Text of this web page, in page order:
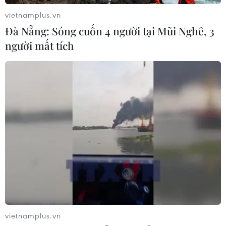
được trả tự do sau khi nộp tiền chuộc
25/07/2026 09:29
Nigeria: Máy bay trượt khỏi đường
Cairo - thành phố mang màu của sa
Điện mừng kỷ niệm lần thứ 74 Ngày
Quốc khánh Cộng hòa Arab Ai Cập
vietnamplus.vn
Đà Nẵng: Sóng cuốn 4 người tại Mũi Nghê, 3
người mất tích
vietnamplus.vn